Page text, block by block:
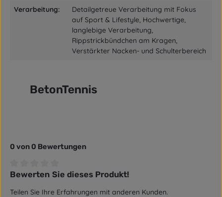
Verarbeitung:
Detailgetreue Verarbeitung mit Fokus
auf Sport & Lifestyle, Hochwertige,
langlebige Verarbeitung,
Rippstrickbündchen am Kragen,
Verstärkter Nacken- und Schulterbereich
BetonTennis
0 von 0 Bewertungen
Durchschnittliche Bewertung von 0 von 5 Sternen
Bewerten Sie dieses Produkt!
Teilen Sie Ihre Erfahrungen mit anderen Kunden.